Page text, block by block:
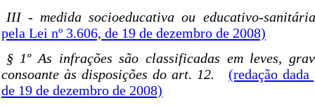
III - medida socioeducativa ou educativo-
pela Lei nº 3.606, de 19 de dezembro de 2008)
§ 1º As infrações são classificadas em leves,
consoante às disposições do art. 12.
(redação
de 19 de dezembro de 2008)